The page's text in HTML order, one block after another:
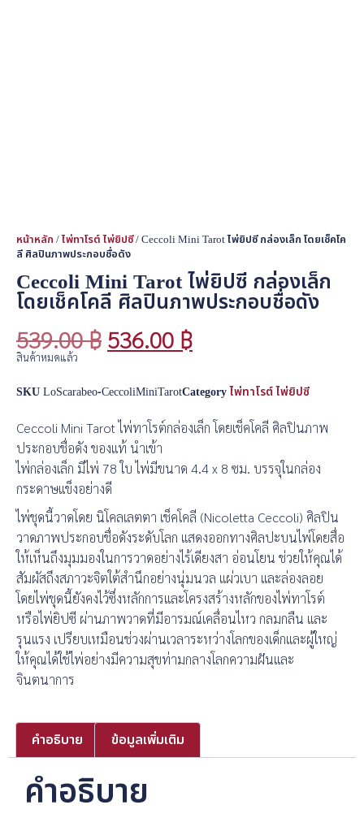
หน้าหลัก /ไพ่ทาโรต์ ไพ่ยิปซี/ Ceccoli Mini Tarot ไพ่ยิปซี กล่องเล็ก โดยเช็คโค
ลี ศิลปินภาพประกอบชื่อดัง
Ceccoli Mini Tarot ไพ่ยิปซี กล่องเล็ก
โดยเช็คโคลี ศิลปินภาพประกอบชื่อดัง
539.00฿ 536.00 ฿
สินค้าหมดแล้ว
SKULoScarabeo-CeccoliMiniTarotCategoryไพ่ทาโรต์ ไพ่ยิปซี
Ceccoli Mini Tarot ไพ่ทาโรต์กล่องเล็ก โดยเช็คโคลี ศิลปินภาพ
ประกอบชื่อดัง ของแท้ นำเข้า
ไพ่กล่องเล็ก มีไพ่ 78 ใบ ไพ่มีขนาด 4.4 x 8 ซม. บรรจุในกล่อง
กระดาษแข็งอย่างดี
ไพ่ชุดนี้วาดโดย นิโคลเลตตา เช็คโคลี (Nicoletta Ceccoli) ศิลปิน
วาดภาพประกอบชื่อดังระดับโลก แสดงออกทางศิลปะบนไพ่โดยสื่อ
ให้เห็นถึงมุมมองในการวาดอย่างไร้เดียงสา อ่อนโยน ช่วยให้คุณได้
สัมผัสถึงสภาวะจิตใต้สำนึกอย่างนุ่มนวล แผ่วเบา และล่องลอย
โดยไพ่ชุดนี้ยังคงไว้ซึ่งหลักการและโครงสร้างหลักของไพ่ทาโรต์
หรือไพ่ยิปซี ผ่านภาพวาดที่มีอารมณ์เคลื่อนไหว กลมกลืน และ
รุนแรง เปรียบเหมือนช่วงผ่านเวลาระหว่างโลกของเด็กและผู้ใหญ่
ให้คุณได้ใช้ไพ่อย่างมีความสุขท่ามกลางโลกความฝันและ
จินตนาการ
คำอธิบาย ข้อมูลเพิ่มเติม
คำอธิบาย